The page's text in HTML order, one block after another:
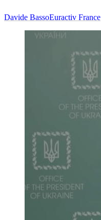
Davide BassoEuractiv France